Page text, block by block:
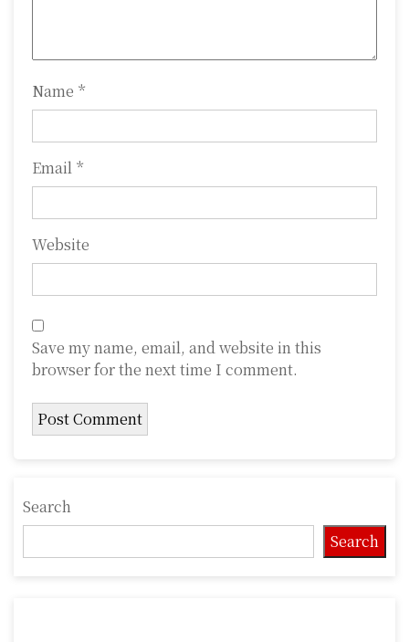
n
Name *
Email *
Website
Save my name, email, and website in this
browser for the next time I comment.
Search
Search